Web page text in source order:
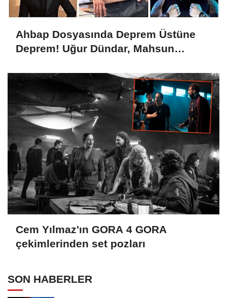
Ahbap Dosyasında Deprem Üstüne
Deprem! Uğur Dündar, Mahsun
Cepkin...
Cem Yılmaz'ın GORA 4 GORA
çekimlerinden set pozları
SON HABERLER